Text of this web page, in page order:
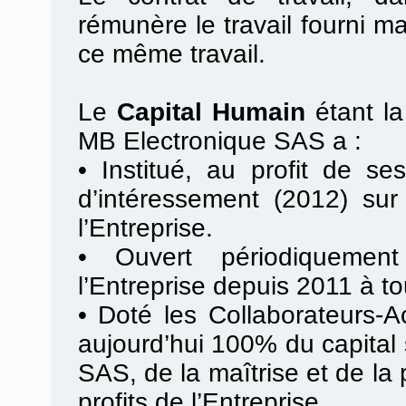
rémunère le travail fourni
ce même travail.
Le Capital Humain étant
MB Electronique SAS a :
• Institué, au profit de
d’intéressement (2012)
l’Entreprise.
• Ouvert
l’Entreprise depuis 2011 à
• Doté les Collaborateurs-
aujourd’hui 100% du
SAS, de la maîtrise et de la